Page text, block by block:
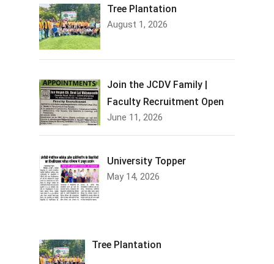
Tree Plantation
August 1, 2026
Join the JCDV Family |
Faculty Recruitment Open
June 11, 2026
University Topper
May 14, 2026
Tree Plantation